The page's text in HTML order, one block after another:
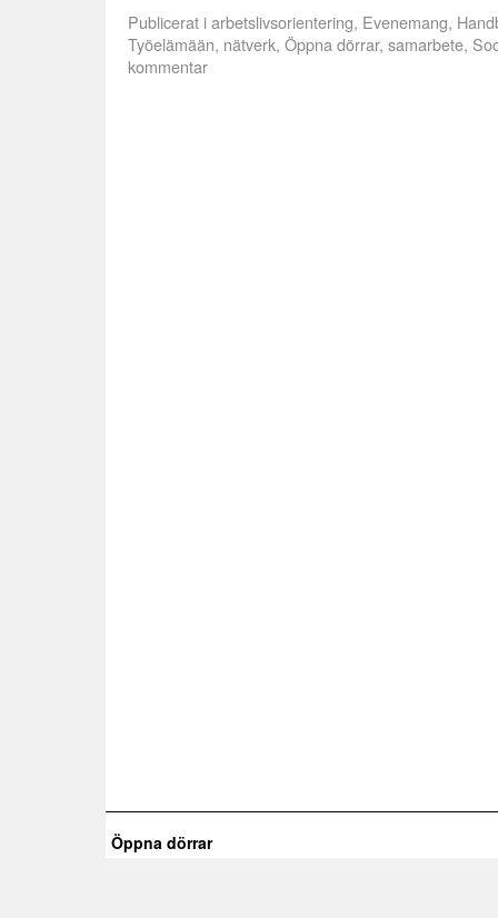
Publicerat iarbetslivsorientering, Evenemang,
Työelämään, nätverk, Öppna dörrar, samarbete,
kommentar
Öppna dörrar